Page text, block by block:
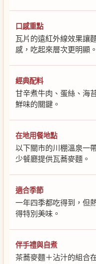
口感重點
瓦片的遠紅外線效果讓
感，吃起來層次更明顯。
經典配料
甘辛煮牛肉、蛋絲、海
鮮味的關鍵。
在地用餐地點
以下關市的川棚溫泉一
少餐廳提供瓦蕎麥麵。
適合季節
一年四季都吃得到，但
得特別美味。
伴手禮與自煮
茶蕎麥麵＋沾汁的組合